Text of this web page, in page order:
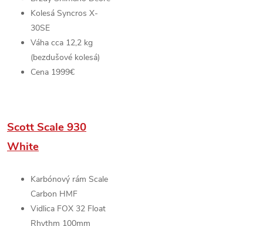
Kolesá Syncros X-
30SE
Váha cca 12,2 kg
(bezdušové kolesá)
Cena 1999€
Scott Scale 930
White
Karbónový rám Scale
Carbon HMF
Vidlica FOX 32 Float
Rhythm 100mm